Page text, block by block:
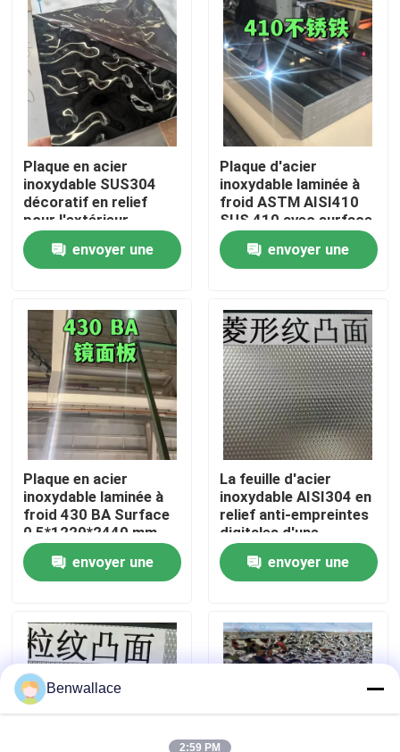
À la maison
Vidéos
À propos de nous
visite de l'usine
Contrôle de la qualité
Nous contacter
Nouvelles
Les affaires
Plaque en acier
inoxydable SUS304
décoratif en relief
pour l'extérieur
architectural
envoyer une
Plaque d'acier
inoxydable laminée à
froid ASTM AISI410
SUS 410 avec surface
polissée BA
0,8*1220*2440
envoyer une
Plaque en acier
inoxydable laminée à
froid 430 BA Surface
0,5*1220*2440 mm
avec surface miroir 6K
envoyer une
La feuille d'acier
inoxydable AISI304 en
relief anti-empreintes
digitales d'une
épaisseur de 0,4 à 3,0
mm pour les
applications
envoyer une
Benwallace
2:59 PM